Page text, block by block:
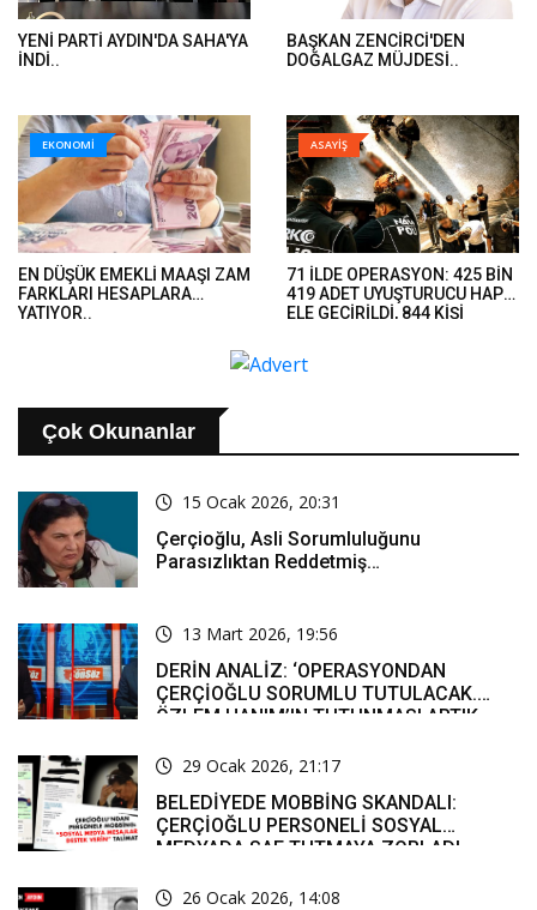
YENİ PARTİ AYDIN'DA SAHA'YA
İNDİ..
BAŞKAN ZENCİRCİ'DEN
DOĞALGAZ MÜJDESİ..
EKONOMİ
EN DÜŞÜK EMEKLİ MAAŞI ZAM
FARKLARI HESAPLARA
YATIYOR..
ASAYİŞ
71 İLDE OPERASYON: 425 BİN
419 ADET UYUŞTURUCU HAP
ELE GEÇİRİLDİ, 844 KİŞİ
Çok Okunanlar
15 Ocak 2026, 20:31
Çerçioğlu, Asli Sorumluluğunu
Parasızlıktan Reddetmiş…
13 Mart 2026, 19:56
DERİN ANALİZ: ‘OPERASYONDAN
ÇERÇİOĞLU SORUMLU TUTULACAK.
ÖZLEM HANIM’IN TUTUNMASI ARTIK
29 Ocak 2026, 21:17
BELEDİYEDE MOBBİNG SKANDALI:
ÇERÇİOĞLU PERSONELİ SOSYAL
MEDYADA SAF TUTMAYA ZORLADI
26 Ocak 2026, 14:08